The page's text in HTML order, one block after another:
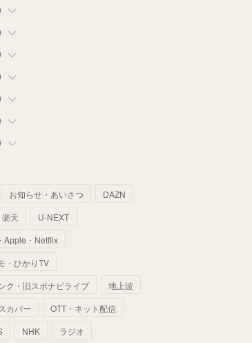
)
)
)
)
)
)
)
)
)
)
)
)
)
)
)
)
)
)
)
)
)
)
)
)
)
)
)
)
)
)
お知らせ・あいさつ
DAZN
天
U-NEXT
Apple・Netflix
・ひかりTV
ク・旧スポナビライブ
地上波
カパー
OTT・ネット配信
NHK
ラジオ